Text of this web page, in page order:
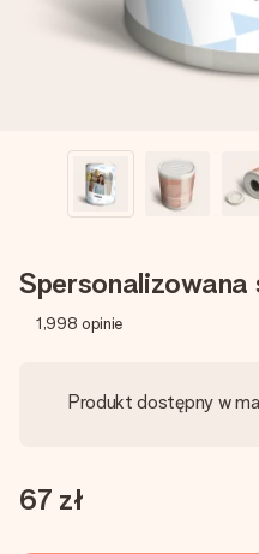
Spersonalizowana
1,998 opinie
Produkt dostępny w
67 zł